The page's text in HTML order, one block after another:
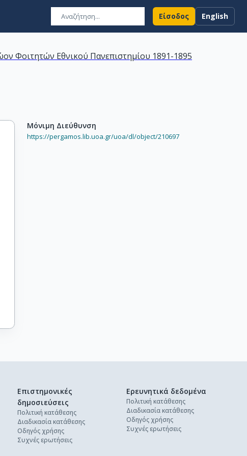
Είσοδος English
Φοιτητών Εθνικού Πανεπιστημίου 1891-1895
Μόνιμη Διεύθυνση
https://pergamos.lib.uoa.gr/uoa/dl/object/210697
Επιστημονικές
δημοσιεύσεις
Πολιτική κατάθεσης
Διαδικασία κατάθεσης
Οδηγός χρήσης
Συχνές ερωτήσεις
Ερευνητικά δεδομένα
Πολιτική κατάθεσης
Διαδικασία κατάθεσης
Οδηγός χρήσης
Συχνές ερωτήσεις